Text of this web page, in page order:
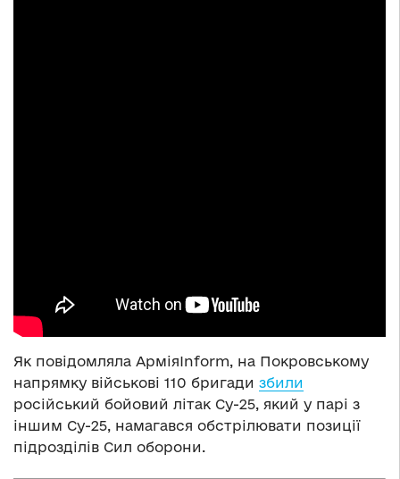
Як повідомляла АрміяInform, на Покровському
напрямку військові 110 бригади збили
російський бойовий літак Су-25, який у парі з
іншим Су-25, намагався обстрілювати позиції
підрозділів Сил оборони.